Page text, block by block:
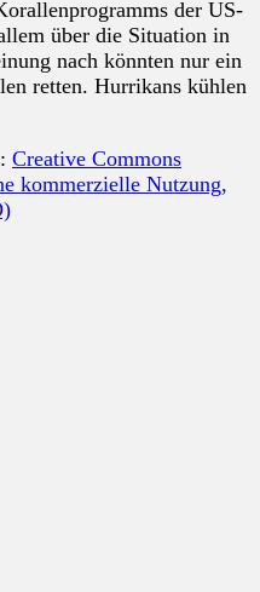
der US-
über die Situation in
nach könnten nur ein
retten. Hurrikans kühlen
Creative Commons
kommerzielle Nutzung,